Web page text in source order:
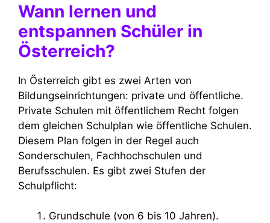
Wann lernen und
entspannen Schüler in
Österreich?
In Österreich gibt es zwei Arten von
Bildungseinrichtungen: private und öffentliche.
Private Schulen mit öffentlichem Recht folgen
dem gleichen Schulplan wie öffentliche Schulen.
Diesem Plan folgen in der Regel auch
Sonderschulen, Fachhochschulen und
Berufsschulen. Es gibt zwei Stufen der
Schulpflicht:
Grundschule (von 6 bis 10 Jahren).